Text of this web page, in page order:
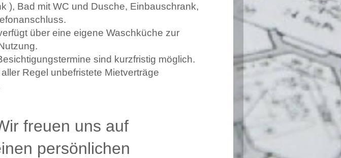
), Bad mit WC und Dusche, Einbauschrank,
über eine eigene Waschküche zur
sind kurzfristig möglich.
Regel unbefristete Mietverträge
freuen uns auf
persönlichen